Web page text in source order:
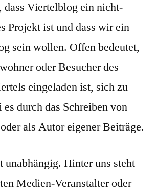
dass Viertelblog ein nicht-
Projekt ist und dass wir ein
sein wollen. Offen bedeutet,
oder Besucher des
eingeladen ist, sich zu
es durch das Schreiben von
als Autor eigener Beiträge.
Hinter uns steht
Medien-Veranstalter oder